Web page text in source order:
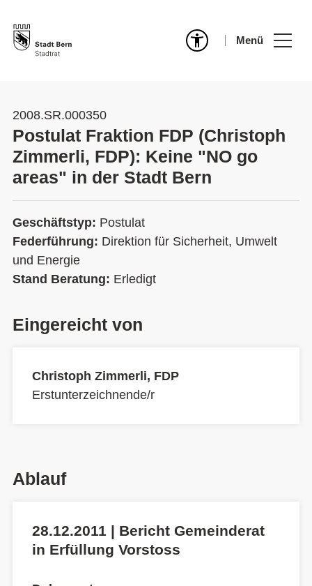
Menü
2008.SR.000350
Postulat Fraktion FDP (Christoph
Zimmerli, FDP): Keine "NO go
areas" in der Stadt Bern
Geschäftstyp: Postulat
Federführung: Direktion für Sicherheit, Umwelt
und Energie
Stand Beratung: Erledigt
Eingereicht von
Christoph Zimmerli, FDP
Erstunterzeichnende/r
Ablauf
28.12.2011 | Bericht Gemeinderat
in Erfüllung Vorstoss